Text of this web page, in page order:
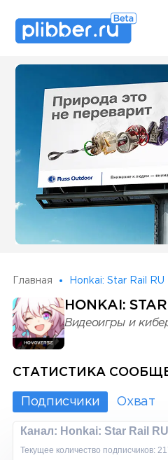
Some SEO Title
Главная Honkai: Star Rail RU
HONKAI:
Видеоигры и
СТАТИСТИКА
Подписчики Охват
Канал: Honkai: Star Rail RU
Текущее количество подписчиков: